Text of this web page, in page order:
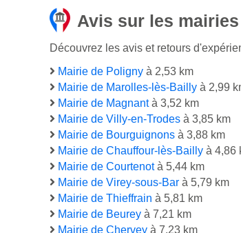
Avis sur les
Découvrez les avis et retours
Mairie de Poligny à 2,53 km
Mairie de Marolles-lès-Bailly à 2,99
Mairie de Magnantà 3,52 km
Mairie de Villy-en-Trodes à 3,85 km
Mairie de Bourguignons à 3,88 km
Mairie de Chauffour-lès-Bailly à 4,86
Mairie de Courtenotà 5,44 km
Mairie de Virey-sous-Bar à 5,79 km
Mairie de Thieffrain à 5,81 km
Mairie de Beurey à 7,21 km
Mairie de Chervey à 7,23 km